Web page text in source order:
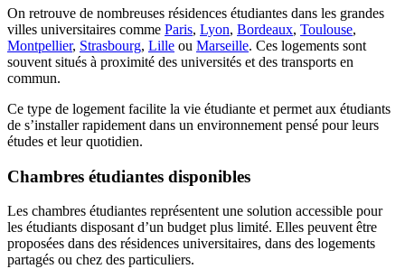
On retrouve de nombreuses résidences étudiantes dans les grandes
villes universitaires comme Paris, Lyon, Bordeaux, Toulouse,
Montpellier, Strasbourg, Lille ou Marseille. Ces logements sont
souvent situés à proximité des universités et des transports en
commun.
Ce type de logement facilite la vie étudiante et permet aux étudiants
de s’installer rapidement dans un environnement pensé pour leurs
études et leur quotidien.
Chambres étudiantes disponibles
Les chambres étudiantes représentent une solution accessible pour
les étudiants disposant d’un budget plus limité. Elles peuvent être
proposées dans des résidences universitaires, dans des logements
partagés ou chez des particuliers.